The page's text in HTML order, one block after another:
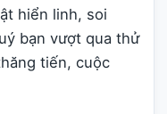
hiển linh, soi
bạn vượt qua thử
tiến, cuộc